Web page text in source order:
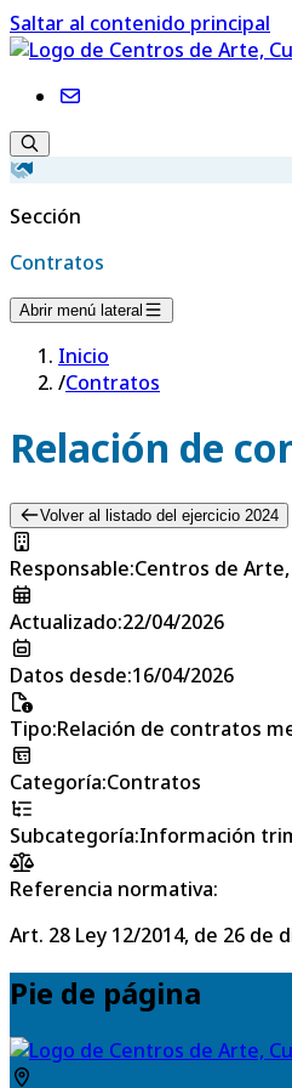
Saltar al contenido principal
Sección
Contratos
Abrir menú lateral
Inicio
/Contratos
Relación de
Volver al listado del ejercicio 2024
Responsable:Centros de
Actualizado:22/04/2026
Datos desde:16/04/2026
Tipo:Relación de contratos
Categoría:Contratos
Subcategoría:Información
Referencia normativa:
Art. 28 Ley 12/2014, de 26
Pie de página